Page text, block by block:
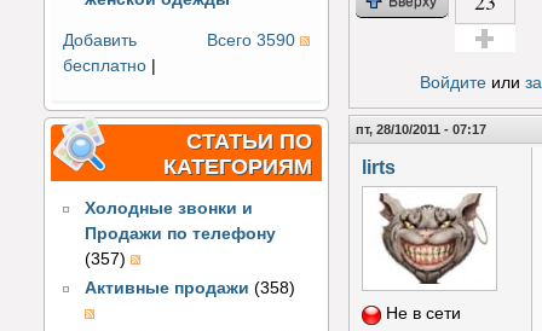
Всего 3590
Добавить
бесплатно |
СТАТЬИ ПО
КАТЕГОРИЯМ
Холодные звонки и
Продажи по телефону
(357)
Активные продажи (358)
Войдитеили
пт, 28/10/2011 - 07:17
lirts
Не в сети